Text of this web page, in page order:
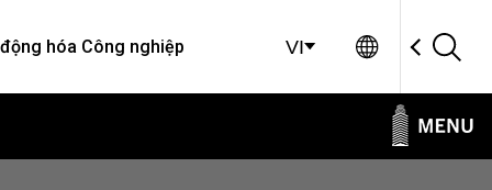
VI
hóa Công nghiệp